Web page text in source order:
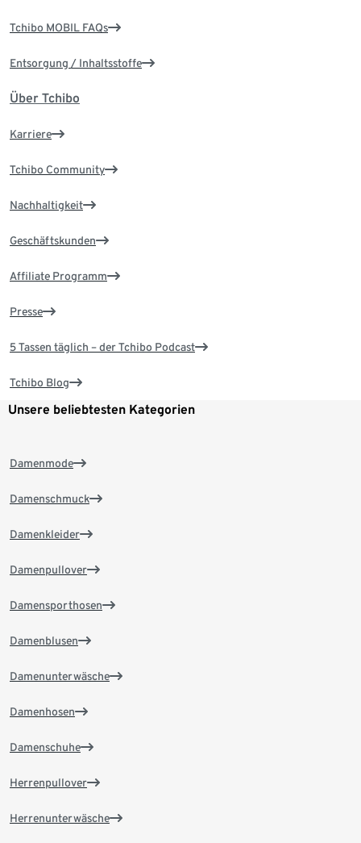
Tchibo MOBIL FAQs
Entsorgung / Inhaltsstoffe
Über Tchibo
Karriere
Tchibo Community
Nachhaltigkeit
Geschäftskunden
Affiliate Programm
Presse
5 Tassen täglich – der Tchibo Podcast
Tchibo Blog
Unsere beliebtesten Kategorien
Damenmode
Damenschmuck
Damenkleider
Damenpullover
Damensporthosen
Damenblusen
Damenunterwäsche
Damenhosen
Damenschuhe
Herrenpullover
Herrenunterwäsche